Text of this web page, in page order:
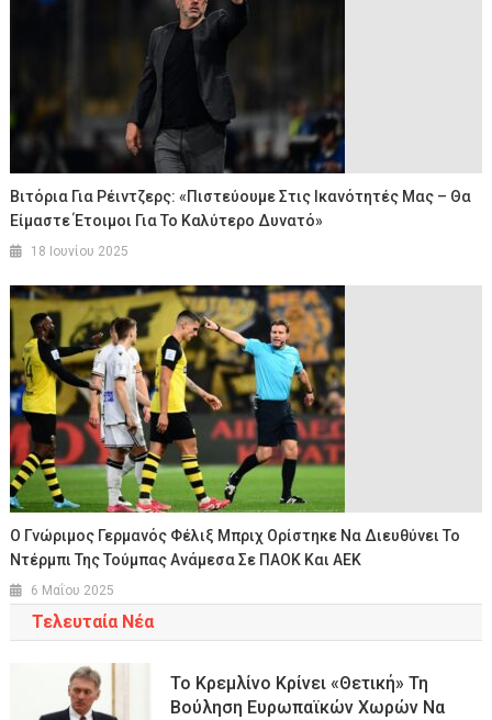
Βιτόρια Για Ρέιντζερς: «Πιστεύουμε Στις Ικανότητές Μας – Θα
Είμαστε Έτοιμοι Για Το Καλύτερο Δυνατό»
18 Ιουνίου 2025
Ο Γνώριμος Γερμανός Φέλιξ Μπριχ Ορίστηκε Να Διευθύνει Το
Ντέρμπι Της Τούμπας Ανάμεσα Σε ΠΑΟΚ Και ΑΕΚ
6 Μαΐου 2025
Τελευταία Νέα
Το Κρεμλίνο Κρίνει «θετική» Τη
Βούληση Ευρωπαϊκών Χωρών Να